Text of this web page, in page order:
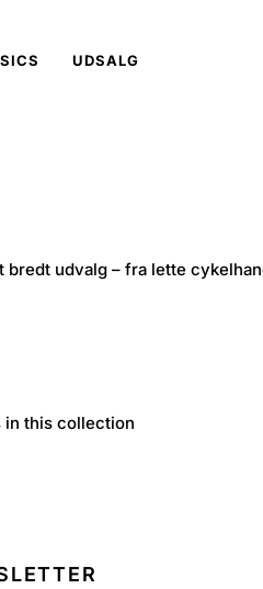
UDSALG
udvalg – fra lette
in this collection